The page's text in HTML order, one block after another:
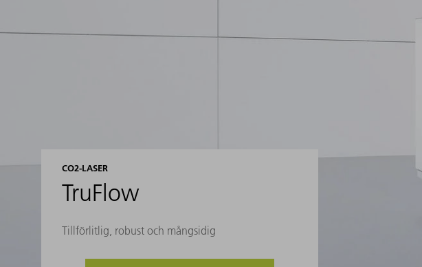
CO2-LASER
TruFlow
Tillförlitlig, robust och mångsidig